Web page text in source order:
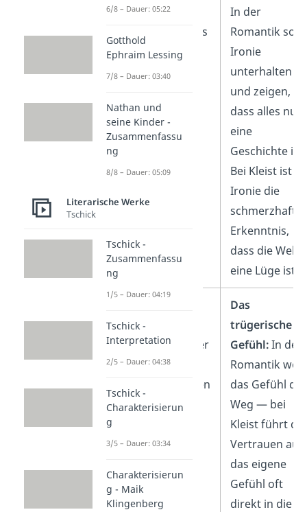
Themen:Einsatz
für ein deutsches
Nationalgefühl
gegen die
Besatzung.
In der
Romantik soll
Ironie
unterhalten
und zeigen,
dass alles nur
eine
Geschichte ist.
Bei Kleist ist
Ironie die
schmerzhafte
Erkenntnis,
dass die Welt
eine Lüge ist.
Das individuelle
Gefühl steht über
der
gesellschaftlichen
Norm oder der
Das
trügerische
Gefühl:In der
Romantik
das Gefühl
Weg — bei
Kleist führt
Vertrauen auf
das eigene
Gefühl oft
direkt in die
6/8 – Dauer: 05:22
Gotthold
Ephraim Lessing
7/8 – Dauer: 03:40
Nathan und
seine Kinder -
Zusammenfassu
ng
8/8 – Dauer: 05:09
Literarische Werke
Tschick
Tschick -
Zusammenfassu
ng
1/5 – Dauer: 04:19
Tschick -
Interpretation
2/5 – Dauer: 04:38
Tschick -
Charakterisierun
g
3/5 – Dauer: 03:34
Charakterisierun
g - Maik
Klingenberg